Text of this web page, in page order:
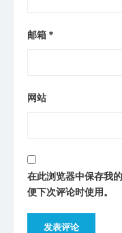
邮箱 *
网站
在此浏览器中保存我
便下次评论时使用。